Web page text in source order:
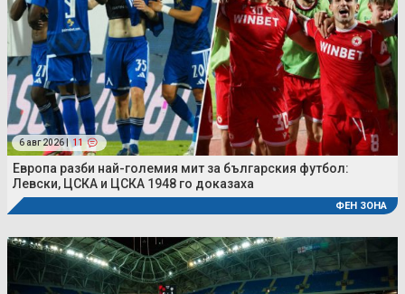
6 авг 2026 | 11
Европа разби най-големия мит за българския футбол:
Левски, ЦСКА и ЦСКА 1948 го доказаха
ФЕН ЗОНА